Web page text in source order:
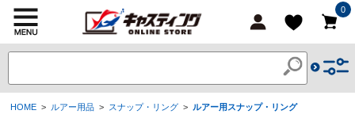
0
HOME > ルアー用品 > スナップ・リング > ルアー用スナップ・リング